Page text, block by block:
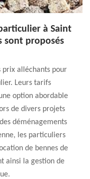
à Saint
sont proposés
prix alléchants pour
Leurs tarifs
option abordable
de divers projets
déménagements
les particuliers
de bennes de
ainsi la gestion de